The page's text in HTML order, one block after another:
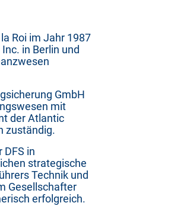
Roi im Jahr 1987
in Berlin und
GmbH
mit
der Atlantic
zuständig.
in
strategische
Technik und
Gesellschafter
erfolgreich.